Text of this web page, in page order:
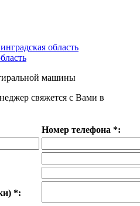
область
машины
свяжется с Вами в
Номер телефона *:
*: